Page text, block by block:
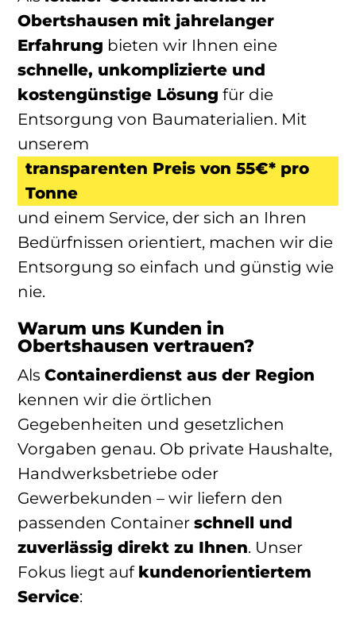
Obertshausen mit jahrelanger
Erfahrung bieten wir Ihnen eine
schnelle, unkomplizierte und
kostengünstige Lösung für die
Entsorgung von Baumaterialien. Mit
unserem
transparenten Preis von 55€* pro
Tonne
und einem Service, der sich an Ihren
Bedürfnissen orientiert, machen wir die
Entsorgung so einfach und günstig wie
nie.
Warum uns Kunden in
Obertshausen vertrauen?
Als Containerdienst aus der Region
kennen wir die örtlichen
Gegebenheiten und gesetzlichen
Vorgaben genau. Ob private Haushalte,
Handwerksbetriebe oder
Gewerbekunden – wir liefern den
passenden Container schnell und
zuverlässig direkt zu Ihnen. Unser
Fokus liegt auf kundenorientiertem
Service: